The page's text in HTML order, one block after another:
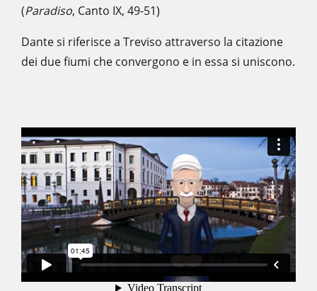
(Paradiso, Canto IX, 49-51)
Dante si riferisce a Treviso attraverso la citazione
dei due fiumi che convergono e in essa si uniscono.